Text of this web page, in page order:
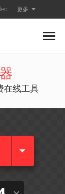
更多
线工具